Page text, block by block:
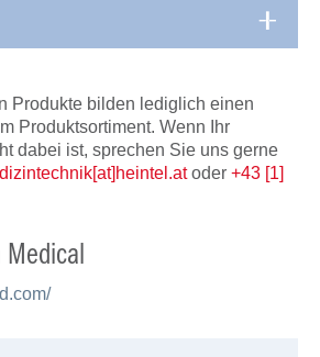
Produkte bilden lediglich einen
Produktsortiment. Wenn Ihr
dabei ist, sprechen Sie uns gerne
oder +43 [1]
Medical